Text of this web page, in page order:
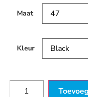
Maat
Kleur